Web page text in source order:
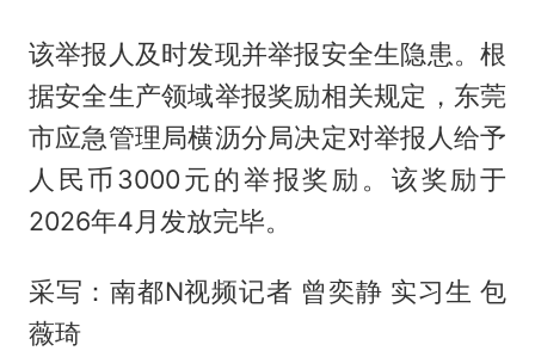
该举报人及时发现并举报安全生隐患。根
据安全生产领域举报奖励相关规定，东莞
市应急管理局横沥分局决定对举报人给予
人民币3000元的举报奖励。该奖励于
2026年4月发放完毕。
采写：南都N视频记者 曾奕静 实习生 包
薇琦